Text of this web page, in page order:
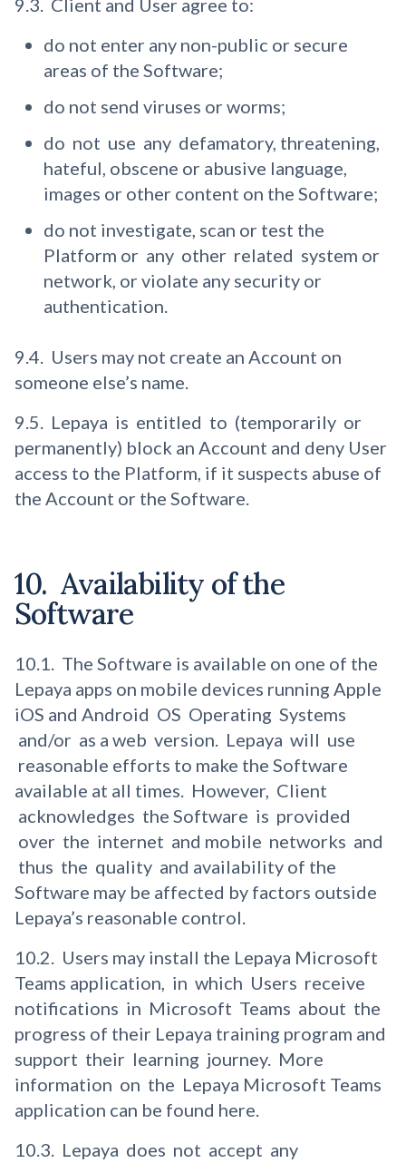
9.3. Client and User agree to:
do not enter any non-public or secure
areas of the Software;
do not send viruses or worms;
do not use any defamatory, threatening,
hateful, obscene or abusive language,
images or other content on the Software;
do not investigate, scan or test the
Platform or any other related system or
network, or violate any security or
authentication.
9.4. Users may not create an Account on
someone else’s name.
9.5. Lepaya is entitled to (temporarily or
permanently) block an Account and deny User
access to the Platform, if it suspects abuse of
the Account or the Software.
10. Availability of the
Software
10.1. The Software is available on one of the
Lepaya apps on mobile devices running Apple
iOS and Android OS Operating Systems
and/or as a web version. Lepaya will use
reasonable efforts to make the Software
available at all times. However, Client
acknowledges the Software is provided
over the internet and mobile networks and
thus the quality and availability of the
Software may be affected by factors outside
Lepaya’s reasonable control.
10.2. Users may install the Lepaya Microsoft
Teams application, in which Users receive
notifications in Microsoft Teams about the
progress of their Lepaya training program and
support their learning journey. More
information on the Lepaya Microsoft Teams
application can be found here.
10.3. Lepaya does not accept any